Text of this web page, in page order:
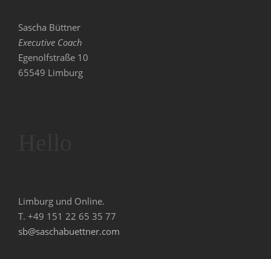
Sascha Büttner
Executive Coach
Egenolfstraße 10
65549 Limburg
Limburg und Online.
T. +49 151 22 65 35 77
sb@saschabuettner.com